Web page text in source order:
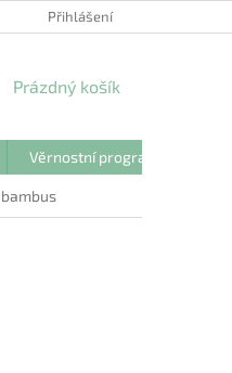
Přihlášení
NÁKUPNÍ
Prázdný košík
Věrnostní program